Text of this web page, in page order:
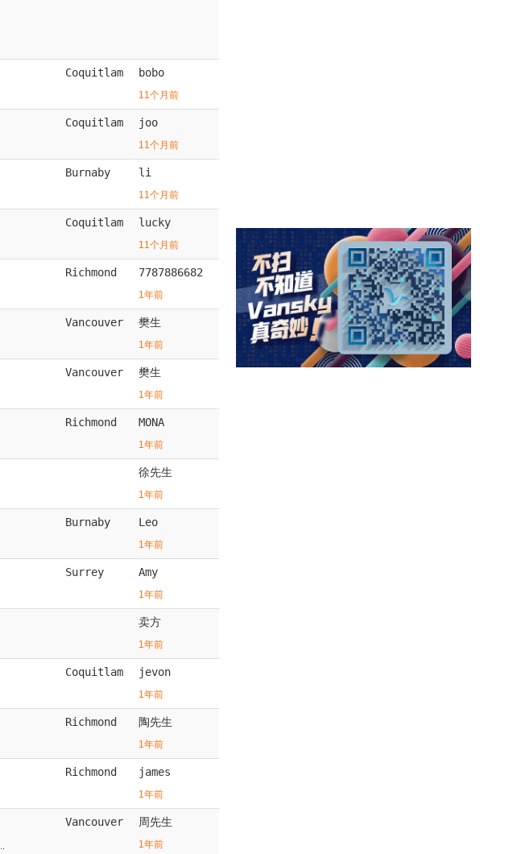
Coquitlam bobo
11个月前
Coquitlam joo
11个月前
Burnaby li
11个月前
Coquitlam lucky
11个月前
Richmond 7787886682
1年前
Vancouver 樊生
1年前
Vancouver 樊生
1年前
Richmond MONA
1年前
徐先生
1年前
Burnaby Leo
1年前
Surrey Amy
1年前
卖方
1年前
Coquitlam jevon
1年前
Richmond 陶先生
1年前
Richmond james
1年前
Vancouver 周先生
1年前